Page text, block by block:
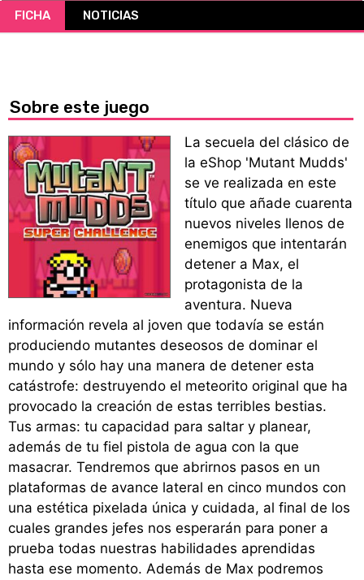
FICHA NOTICIAS
Sobre este juego
La secuela del clásico de
la eShop 'Mutant Mudds'
se ve realizada en este
título que añade cuarenta
nuevos niveles llenos de
enemigos que intentarán
detener a Max, el
protagonista de la
aventura. Nueva
información revela al joven que todavía se están
produciendo mutantes deseosos de dominar el
mundo y sólo hay una manera de detener esta
catástrofe: destruyendo el meteorito original que ha
provocado la creación de estas terribles bestias.
Tus armas: tu capacidad para saltar y planear,
además de tu fiel pistola de agua con la que
masacrar. Tendremos que abrirnos pasos en un
plataformas de avance lateral en cinco mundos con
una estética pixelada única y cuidada, al final de los
cuales grandes jefes nos esperarán para poner a
prueba todas nuestras habilidades aprendidas
hasta ese momento. Además de Max podremos